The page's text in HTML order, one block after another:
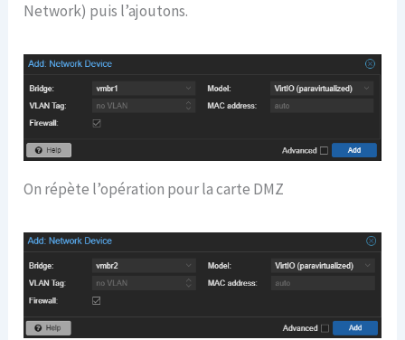
Network) puis l’ajoutons.
On répète l’opération pour la carte DMZ